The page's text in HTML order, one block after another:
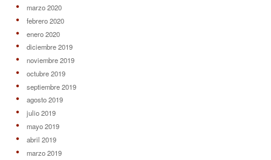
marzo 2020
febrero 2020
enero 2020
diciembre 2019
noviembre 2019
octubre 2019
septiembre 2019
agosto 2019
julio 2019
mayo 2019
abril 2019
marzo 2019